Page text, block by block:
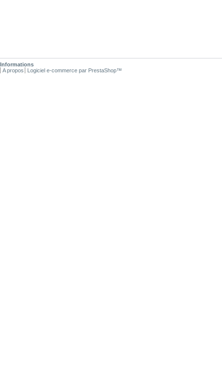
Informations
A propos
Logiciel e-commerce par PrestaShop™